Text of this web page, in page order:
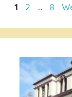
Seite
1 Seite
2 … Seite
8